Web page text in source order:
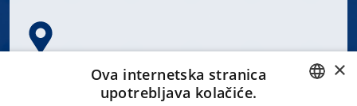
Spinčićeva 1, 21000 Split
×
Ova internetska stranica
upotrebljava kolačiće.